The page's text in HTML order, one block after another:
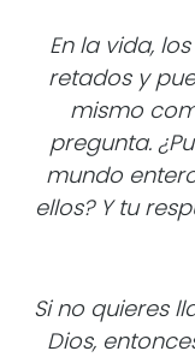
En la vida,
retados y
mismo
pregunta.
mundo
ellos? Y tu
Si no quieres
Dios,